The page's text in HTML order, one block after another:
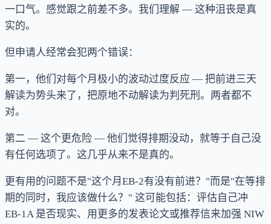
一口气。感觉跟之前差不多。我们理解 — 这种沮丧是真
实的。
但申请人经常会犯两个错误：
第一，他们对每个月极小的波动过度反应 — 把前进三天
解读为势头来了，把原地不动解读为判死刑。两者都不
对。
第二 — 这个更危险 — 他们觉得排期没动，就等于自己没
有任何选项了。这几乎从来不是真的。
更有用的问题不是"这个月EB-2有没有前进？"而是"在等排
期的同时，我应该做什么？" 这可能包括：评估自己冲
EB-1A 是否现实、用更多的发表论文或推荐信来加强 NIW